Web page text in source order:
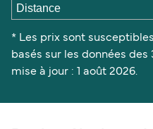
Distance
* Les prix sont
basés sur les données
mise à jour : 1 août 2026.